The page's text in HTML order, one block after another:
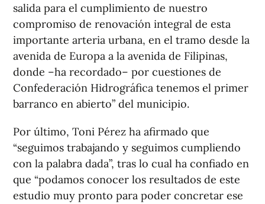
salida para el cumplimiento de nuestro
compromiso de renovación integral de esta
importante arteria urbana, en el tramo desde la
avenida de Europa a la avenida de Filipinas,
donde –ha recordado– por cuestiones de
Confederación Hidrográfica tenemos el primer
barranco en abierto” del municipio.
Por último, Toni Pérez ha afirmado que
“seguimos trabajando y seguimos cumpliendo
con la palabra dada”, tras lo cual ha confiado en
que “podamos conocer los resultados de este
estudio muy pronto para poder concretar ese